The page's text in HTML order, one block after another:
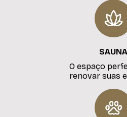
SAUNA
O espaço
renovar suas